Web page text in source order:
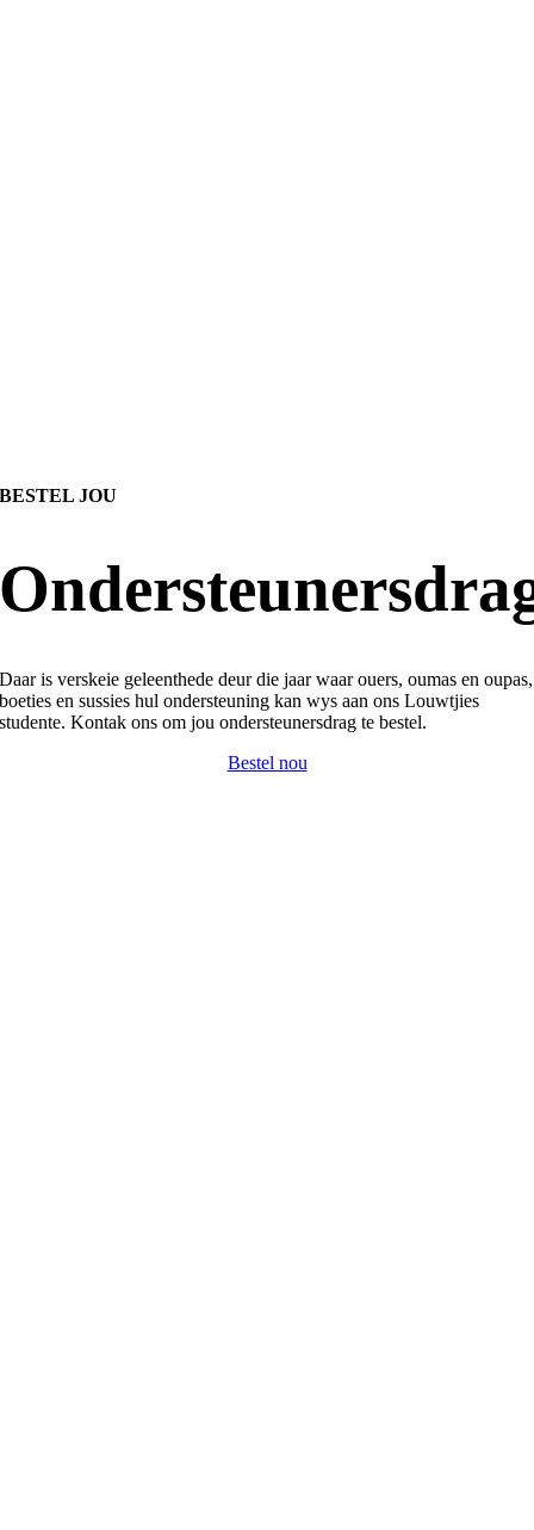
BESTEL JOU
Daar is verskeie geleenthede deur die jaar waar ouers, oumas en oupas,
boeties en sussies hul ondersteuning kan wys aan ons Louwtjies
studente. Kontak ons om jou ondersteunersdrag te bestel.
Bestel nou